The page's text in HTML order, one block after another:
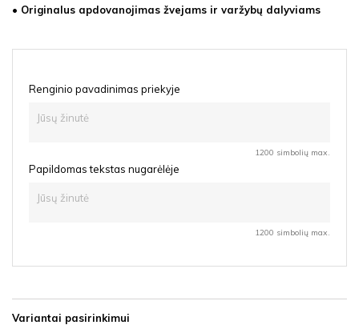
• Originalus apdovanojimas žvejams ir varžybų dalyviams
Renginio pavadinimas priekyje
1200 simbolių max.
Papildomas tekstas nugarėlėje
1200 simbolių max.
Variantai pasirinkimui